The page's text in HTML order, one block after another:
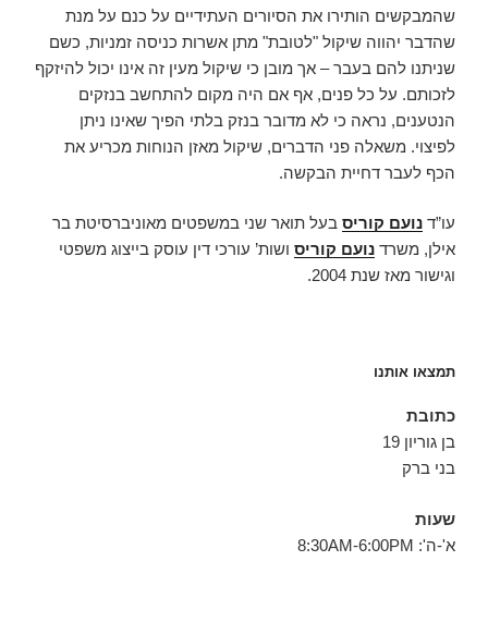
שהמבקשים הותירו את הסיורים העתידיים על כנם על מנת
שהדבר יהווה שיקול "לטובת" מתן אשרות כניסה זמניות, כשם
שניתנו להם בעבר – אך מובן כי שיקול מעין זה אינו יכול להיזקף
לזכותם. על כל פנים, אף אם היה מקום להתחשב בנזקים
הנטענים, נראה כי לא מדובר בנזק בלתי הפיך שאינו ניתן
לפיצוי. משאלה פני הדברים, שיקול מאזן הנוחות מכריע את
הכף לעבר דחיית הבקשה.
עו”ד נועם קוריס בעל תואר שני במשפטים מאוניברסיטת בר
אילן, משרד נועם קוריס ושות’ עורכי דין עוסק בייצוג משפטי
וגישור מאז שנת 2004.
תמצאו אותנו
כתובת
בן גוריון 19
בני ברק
שעות
א'-ה': 8:30AM-6:00PM